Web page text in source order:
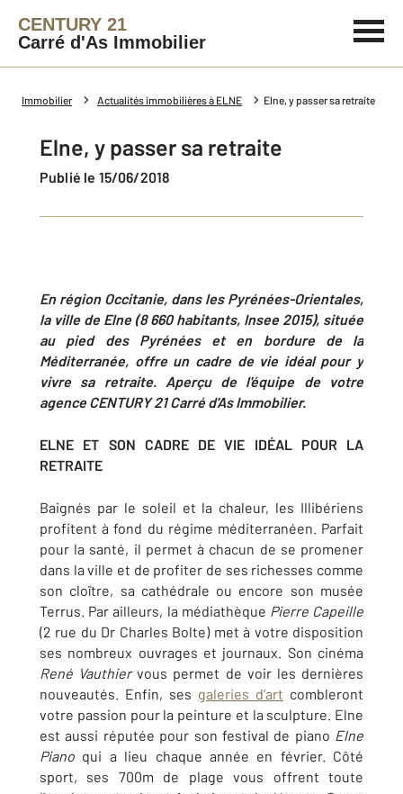
CENTURY 21
Carré d'As Immobilier
Immobilier Actualités immobilières à ELNE Elne, y passer sa retraite
Elne, y passer sa retraite
Publié le 15/06/2018
En région Occitanie, dans les Pyrénées-Orientales,
la ville de Elne (8 660 habitants, Insee 2015), située
au pied des Pyrénées et en bordure de la
Méditerranée, offre un cadre de vie idéal pour y
vivre sa retraite. Aperçu de l'équipe de votre
agence CENTURY 21 Carré d'As Immobilier.
ELNE ET SON CADRE DE VIE IDÉAL POUR LA
RETRAITE
Baignés par le soleil et la chaleur, les Illibériens
profitent à fond du régime méditerranéen. Parfait
pour la santé, il permet à chacun de se promener
dans la ville et de profiter de ses richesses comme
son cloître, sa cathédrale ou encore son musée
Terrus. Par ailleurs, la médiathèque Pierre Capeille
(2 rue du Dr Charles Bolte) met à votre disposition
ses nombreux ouvrages et journaux. Son cinéma
René Vauthiervous permet de voir les dernières
nouveautés. Enfin, ses galeries d'art combleront
votre passion pour la peinture et la sculpture. Elne
est aussi réputée pour son festival de piano Elne
Piano qui a lieu chaque année en février. Côté
sport, ses 700m de plage vous offrent toute